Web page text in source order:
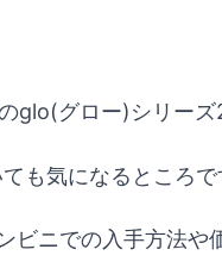
glo(グロー)シリーズ
も気になるところで
ニでの入手方法や